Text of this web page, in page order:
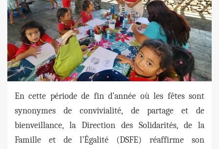
En cette période de fin d’année où les fêtes sont
synonymes de convivialité, de partage et de
bienveillance, la Direction des Solidarités, de la
Famille et de l’Égalité (DSFE) réaffirme son